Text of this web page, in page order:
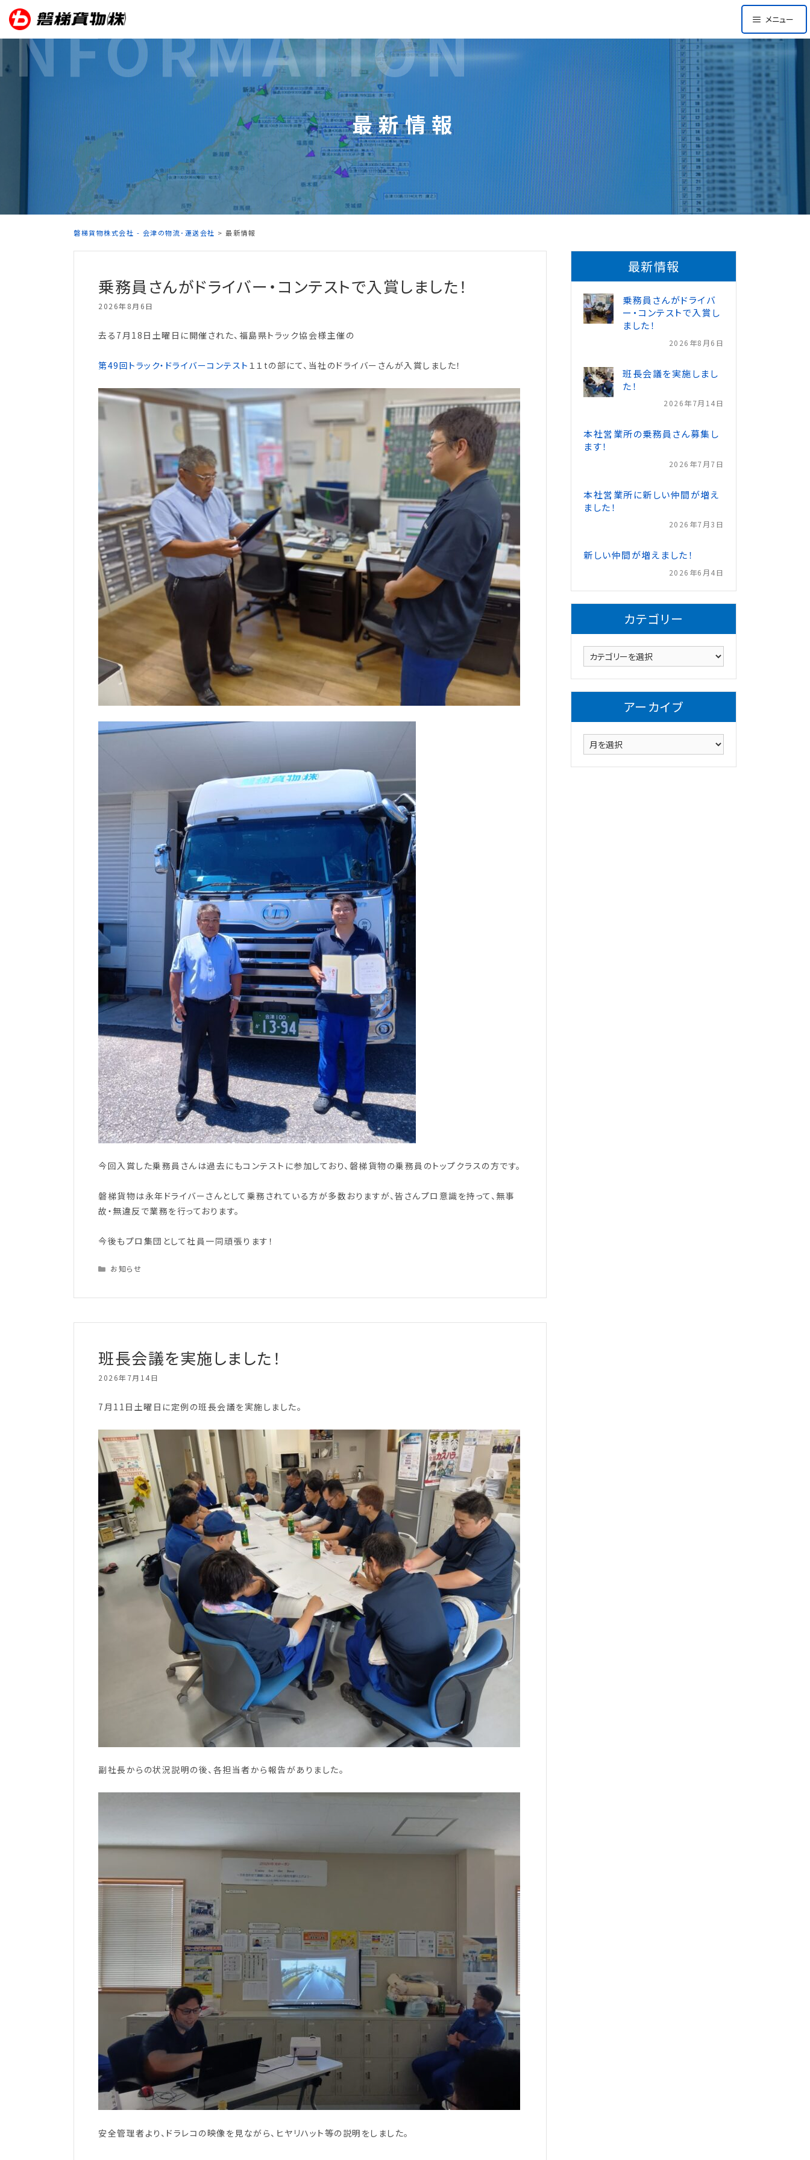
Skip
to
content
メニュー
最新情報
磐梯貨物株式会社 - 会津の物流･運送会社 > 最新情報
乗務員さんがドライバー・コンテストで入賞しました！
2026年8月6日
去る7月18日土曜日に開催された、福島県トラック協会様主催の
第49回トラック・ドライバーコンテスト １１tの部にて、当社のドライバーさんが入賞しました！
今回入賞した乗務員さんは過去にもコンテストに参加しており、磐梯貨物の乗務員のトップクラスの方です。
磐梯貨物は永年ドライバーさんとして乗務されている方が多数おりますが、皆さんプロ意識を持って、無事
故・無違反で業務を行っております。
今後もプロ集団として社員一同頑張ります！
Categories
お知らせ
班長会議を実施しました！
2026年7月14日
7月11日土曜日に定例の班長会議を実施しました。
副社長からの状況説明の後、各担当者から報告がありました。
安全管理者より、ドラレコの映像を見ながら、ヒヤリハット等の説明をしました。
最新情報
乗務員さんがドライバ
ー・コンテストで入賞し
ました！
2026年8月6日
班長会議を実施しまし
た！
2026年7月14日
本社営業所の乗務員さん募集し
ます！
2026年7月7日
本社営業所に新しい仲間が増え
ました！
2026年7月3日
新しい仲間が増えました！
2026年6月4日
カテゴリー
カ
テ
アーカイブ
ア
ー